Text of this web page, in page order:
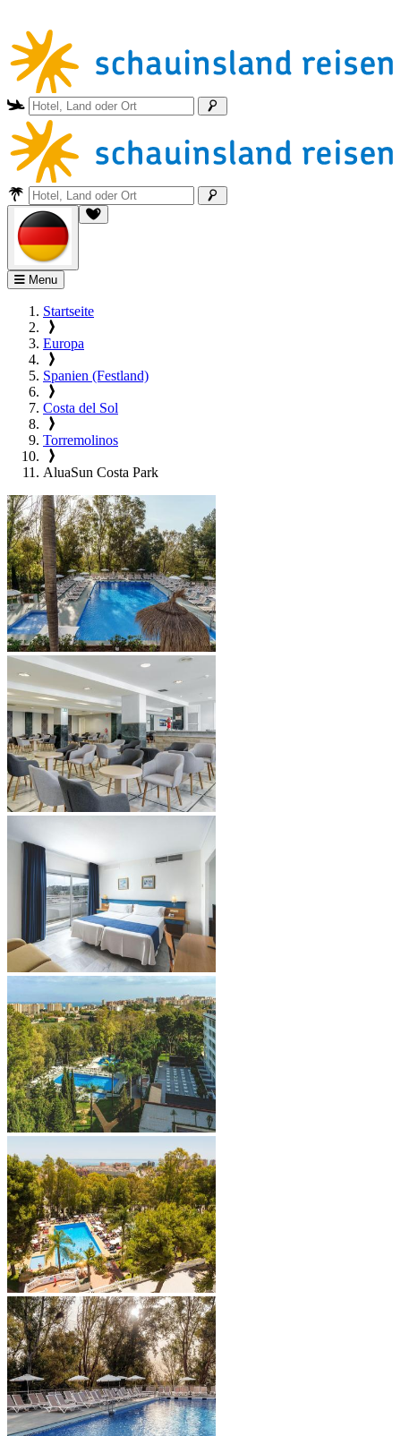
Menu
Startseite
Europa
Spanien (Festland)
Costa del Sol
Torremolinos
AluaSun Costa Park